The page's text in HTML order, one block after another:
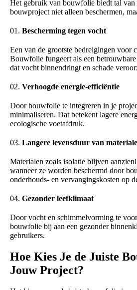
Het gebruik van bouwfolie biedt tal van
bouwproject niet alleen beschermen,
Bescherming tegen vocht
Een van de grootste bedreigingen voor
Bouwfolie fungeert als een
dat vocht binnendringt en schade
Verhoogde energie-efficiëntie
Door bouwfolie te integreren in je
minimaliseren. Dat betekent lagere
ecologische voetafdruk.
Langere levensduur van
Materialen zoals isolatie blijven
wanneer ze worden beschermd door
onderhouds- en vervangingskosten op
Gezonder leefklimaat
Door vocht en schimmelvorming te
bouwfolie bij aan een gezonder
gebruikers.
Hoe Kies Je de Juiste
Jouw Project?